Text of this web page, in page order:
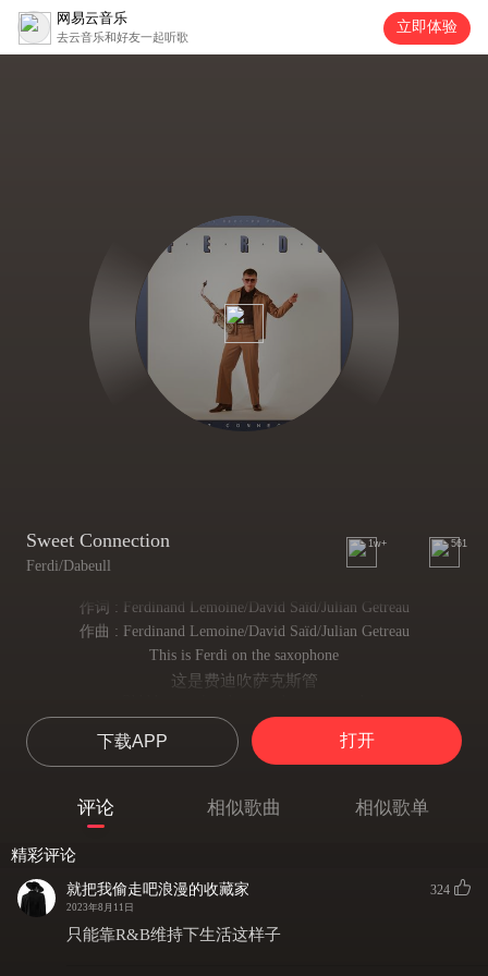
网易云音乐
去云音乐和好友一起听歌
立即体验
Sweet Connection
Ferdi/Dabeull
1w+ 561
作词 : Ferdinand Lemoine/David Saïd/Julian Getreau
作曲 : Ferdinand Lemoine/David Saïd/Julian Getreau
This is Ferdi on the saxophone
这是费迪吹萨克斯管
哦，你的萨克斯吹得真好，
For the ladies
哦，你吹萨克斯管的声音太大了，这是真的
下载APP 打开
评论 相似歌曲 相似歌单
精彩评论
就把我偷走吧浪漫的收藏家
2023年8月11日
324
只能靠R&B维持下生活这样子